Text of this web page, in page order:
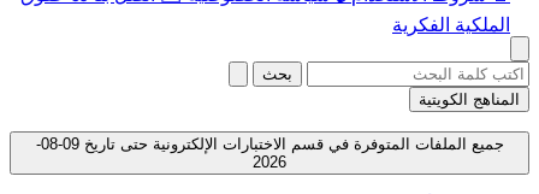
الملكية الفكرية
بحث
المناهج الكويتية
جميع الملفات المتوفرة في قسم الاختبارات الإلكترونية حتى تاريخ 09-08-
2026